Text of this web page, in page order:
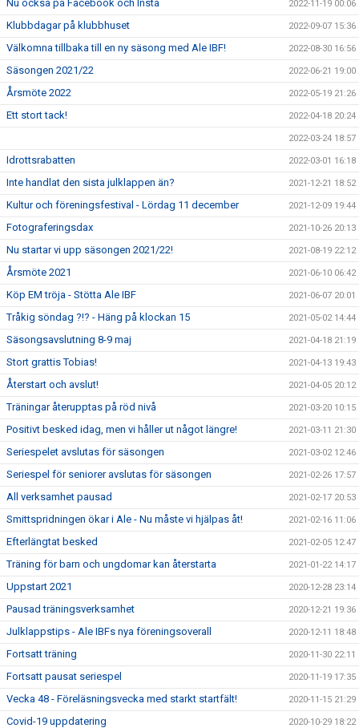
Nu också på Facebook och Insta 2022-11-19 00:06
Klubbdagar på klubbhuset 2022-09-07 15:36
Välkomna tillbaka till en ny säsong med Ale IBF! 2022-08-30 16:56
Säsongen 2021/22 2022-06-21 19:00
Årsmöte 2022 2022-05-19 21:26
Ett stort tack! 2022-04-18 20:24
2022-03-24 18:57
Idrottsrabatten 2022-03-01 16:18
Inte handlat den sista julklappen än? 2021-12-21 18:52
Kultur och föreningsfestival - Lördag 11 december 2021-12-09 19:44
Fotograferingsdax 2021-10-26 20:13
Nu startar vi upp säsongen 2021/22! 2021-08-19 22:12
Årsmöte 2021 2021-06-10 06:42
Köp EM tröja - Stötta Ale IBF 2021-06-07 20:01
Tråkig söndag ?!? - Häng på klockan 15 2021-05-02 14:44
Säsongsavslutning 8-9 maj 2021-04-18 21:19
Stort grattis Tobias! 2021-04-13 19:43
Återstart och avslut! 2021-04-05 20:12
Träningar återupptas på röd nivå 2021-03-20 10:15
Positivt besked idag, men vi håller ut något längre! 2021-03-11 21:30
Seriespelet avslutas för säsongen 2021-03-02 12:46
Seriespel för seniorer avslutas för säsongen 2021-02-26 17:57
All verksamhet pausad 2021-02-17 20:53
Smittspridningen ökar i Ale - Nu måste vi hjälpas åt! 2021-02-16 11:06
Efterlängtat besked 2021-02-05 12:47
Träning för barn och ungdomar kan återstarta 2021-01-22 14:17
Uppstart 2021 2020-12-28 23:14
Pausad träningsverksamhet 2020-12-21 19:36
Julklappstips - Ale IBFs nya föreningsoverall 2020-12-11 18:48
Fortsatt träning 2020-11-30 22:11
Fortsatt pausat seriespel 2020-11-19 17:35
Vecka 48 - Föreläsningsvecka med starkt startfält! 2020-11-15 21:29
Covid-19 uppdatering 2020-10-29 18:22